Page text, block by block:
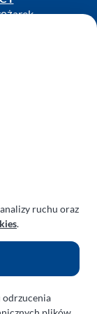
ruchu oraz
.
odrzucenia